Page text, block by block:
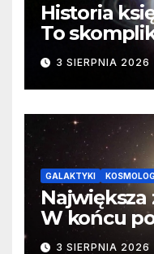
Historia
To
3 SIERPNIA 2026
GALAKTYKI
W końcu
faktyczne
3 SIERPNIA 2026